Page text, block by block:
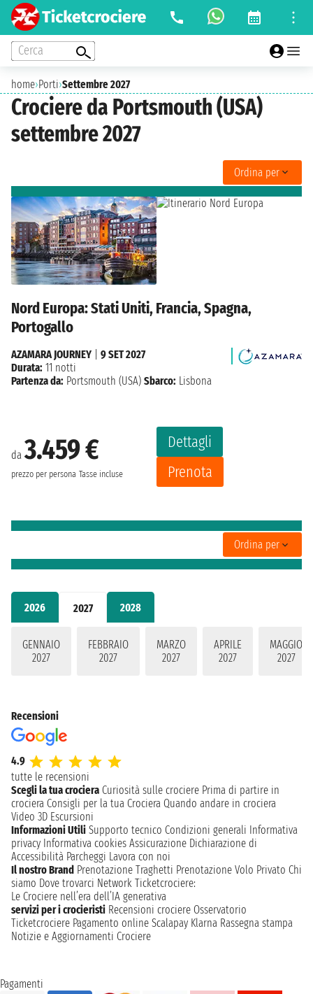
Cerca
home›Porti›Settembre 2027
Crociere da Portsmouth (USA)
settembre 2027
2026 2027 2028
GENNAIO
2027
FEBBRAIO
2027
MARZO
2027
APRILE
2027
MAGGIO
2027
Ordina per
Nord Europa: Stati Uniti, Francia, Spagna,
Portogallo
da3.459 €
prezzo per persona Tasse incluse
Dettagli
Prenota
AZAMARA JOURNEY
9 SET 2027
Durata: 11 notti
Partenza da: Portsmouth (USA) Sbarco: Lisbona
Ordina per
Recensioni
4.9
tutte le recensioni
Scegli la tua crociera Curiosità sulle crociere Prima di partire in
crociera Consigli per la tua Crociera Quando andare in crociera
Video 3D Escursioni
Informazioni Utili Supporto tecnico Condizioni generali Informativa
privacy Informativa cookies Assicurazione Dichiarazione di
Accessibilità Parcheggi Lavora con noi
Il nostro Brand Prenotazione Traghetti Prenotazione Volo Privato Chi
siamo Dove trovarci Network Ticketcrociere:
Le Crociere nell’era dell’IA generativa
servizi per i crocieristi Recensioni crociere Osservatorio
Ticketcrociere Pagamento online Scalapay Klarna Rassegna stampa
Notizie e Aggiornamenti Crociere
Pagamenti